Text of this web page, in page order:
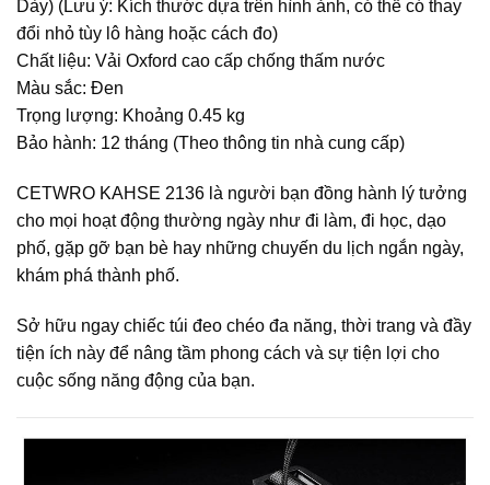
Dày) (Lưu ý: Kích thước dựa trên hình ảnh, có thể có thay
đổi nhỏ tùy lô hàng hoặc cách đo)
Chất liệu: Vải Oxford cao cấp chống thấm nước
Màu sắc: Đen
Trọng lượng: Khoảng 0.45 kg
Bảo hành: 12 tháng (Theo thông tin nhà cung cấp)
CETWRO KAHSE 2136 là người bạn đồng hành lý tưởng
cho mọi hoạt động thường ngày như đi làm, đi học, dạo
phố, gặp gỡ bạn bè hay những chuyến du lịch ngắn ngày,
khám phá thành phố.
Sở hữu ngay chiếc túi đeo chéo đa năng, thời trang và đầy
tiện ích này để nâng tầm phong cách và sự tiện lợi cho
cuộc sống năng động của bạn.